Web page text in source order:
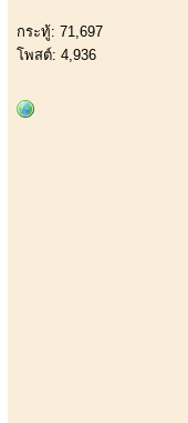
กระทู้: 71,697
โพสต์: 4,936